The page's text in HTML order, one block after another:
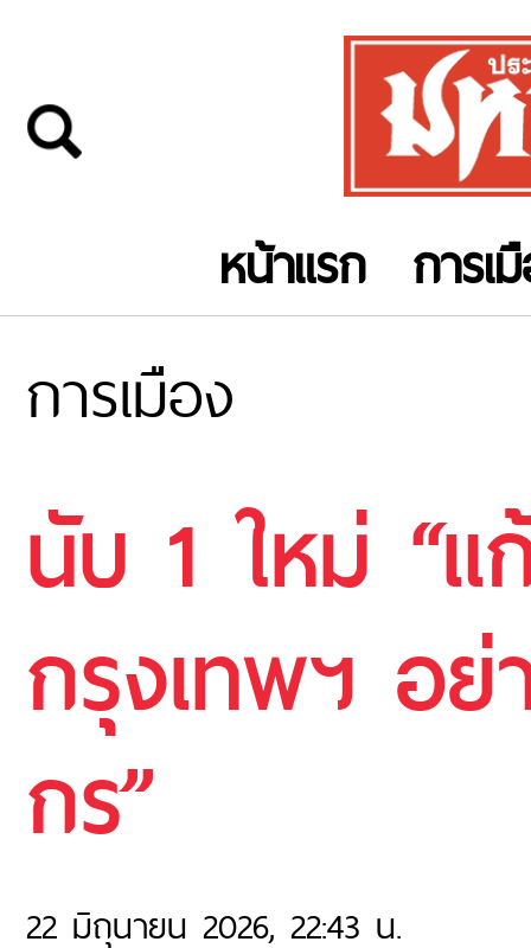
หน้าแรก การเ
การเมือง
นับ 1 ใหม่ “
กรุงเทพฯ อ
กร”
22 มิถุนายน 2026, 22:43 น.